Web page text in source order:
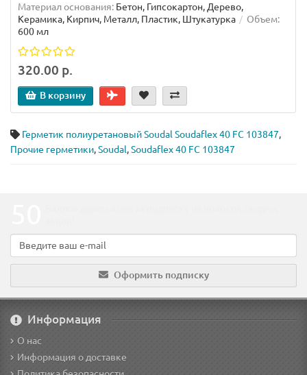
Материал основания: Бетон, Гипсокартон, Дерево,
Керамика, Кирпич, Металл, Пластик, Штукатурка
Объем:
600 мл
320.00 р.
В корзину
Герметик полиуретановый Soudal Soudaflex 40 FC 103847,
Прочие герметики,Soudal,Soudaflex 40 FC 103847
Оформить подписку
Информация
О нас
Информация о доставке